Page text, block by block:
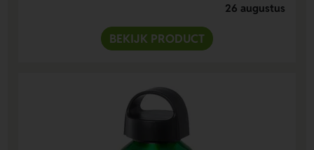
26 augustus
BEKIJK PRODUCT